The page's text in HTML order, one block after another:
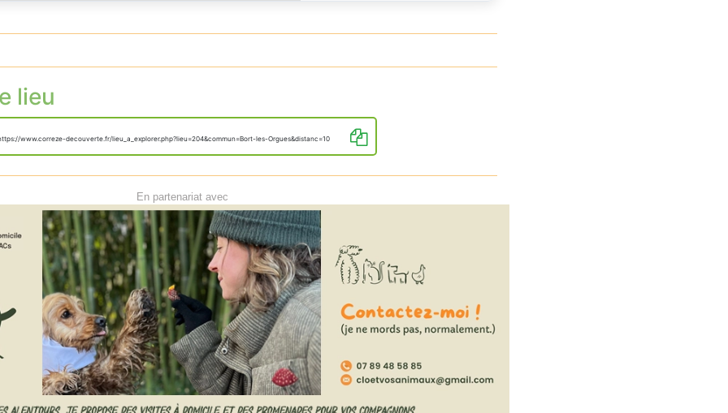
lieu
www.correze-decouverte.fr/lieu_a_explorer.php?lieu=204&commun=Bort-les-Orgues&distanc=10
En partenariat avec